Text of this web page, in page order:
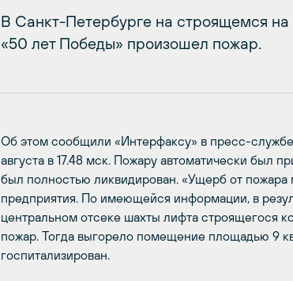
В Санкт-Петербурге на строящемся
«50 лет Победы» произошел пожар.
Об этом сообщили «Интерфаксу» в пресс-
августа в 17.48 мск. Пожару автоматически был
был полностью ликвидирован. «Ущерб от
предприятия. По имеющейся информации, в
центральном отсеке шахты лифта строящегося
пожар. Тогда выгорело помещение площадью 9
госпитализирован.